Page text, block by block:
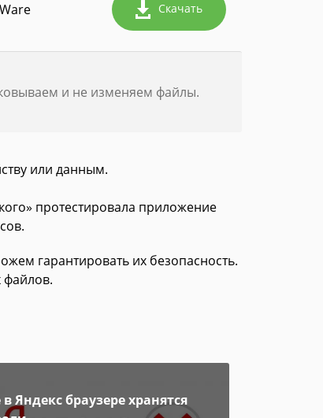
Скачать
и не изменяем файлы.
или данным.
протестировала приложение
гарантировать их безопасность.
файлов.
в Яндекс браузере хранятся